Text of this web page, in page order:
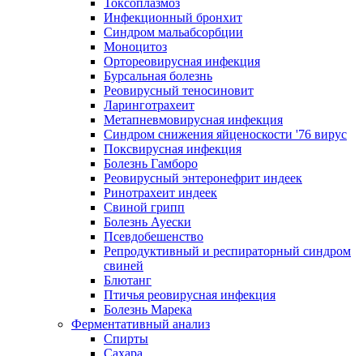
Токсоплазмоз
Инфекционный бронхит
Синдром мальабсорбции
Моноцитоз
Ортореовирусная инфекция
Бурсальная болезнь
Реовирусный теносиновит
Ларинготрахеит
Метапневмовирусная инфекция
Синдром снижения яйценоскости '76 вирус
Поксвирусная инфекция
Болезнь Гамборо
Реовирусный энтеронефрит индеек
Ринотрахеит индеек
Свиной грипп
Болезнь Ауески
Псевдобешенство
Репродуктивный и респираторный синдром
свиней
Блютанг
Птичья реовирусная инфекция
Болезнь Марека
Ферментативный анализ
Спирты
Сахара